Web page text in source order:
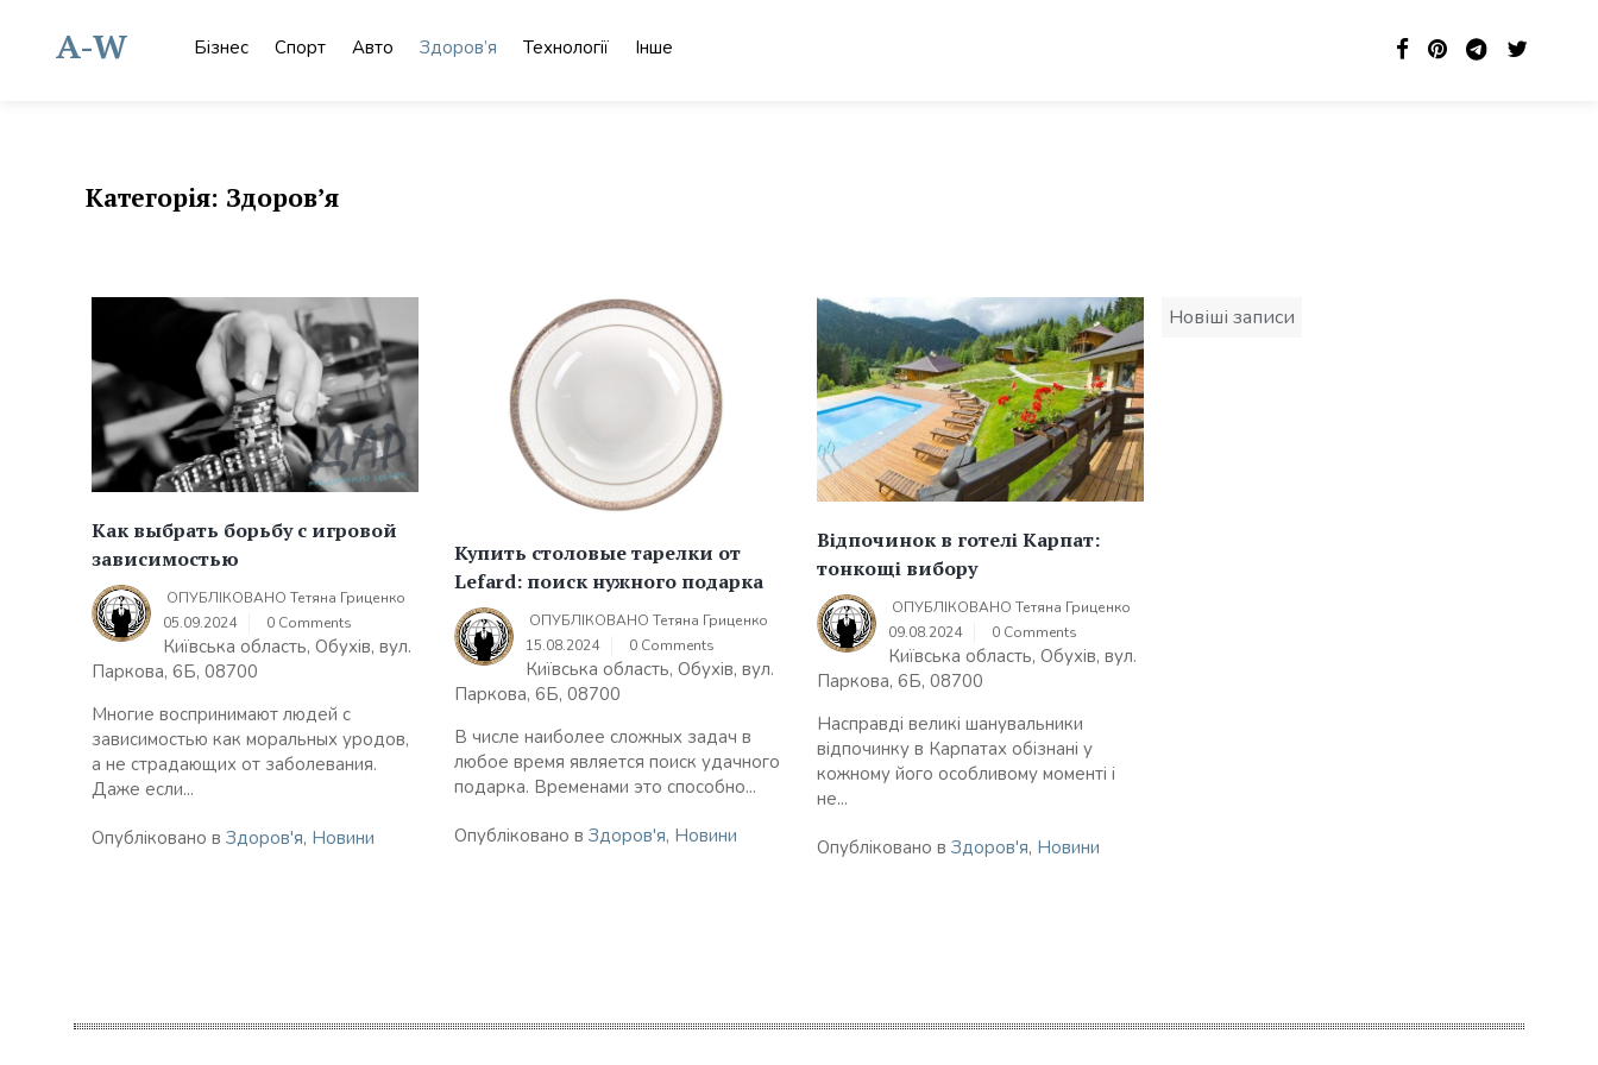
contentA-W Бізнес Спорт Авто Здоров’я Технології Інше
Категорія: Здоров’я
Как выбрать борьбу с игровой
зависимостью
ОПУБЛІКОВАНО Тетяна Гриценко
05.09.2024
0 Comments
Київська область, Обухів, вул.
Паркова, 6Б, 08700
Многие воспринимают людей с
зависимостью как моральных уродов,
а не страдающих от заболевания.
Даже если...
Опубліковано в Здоров'я, Новини
Купить столовые тарелки от
Lefard: поиск нужного подарка
ОПУБЛІКОВАНО Тетяна Гриценко
15.08.2024
0 Comments
Київська область, Обухів, вул.
Паркова, 6Б, 08700
В числе наиболее сложных задач в
любое время является поиск удачного
подарка. Временами это способно...
Опубліковано в Здоров'я, Новини
Відпочинок в готелі Карпат:
тонкощі вибору
ОПУБЛІКОВАНО Тетяна Гриценко
09.08.2024
0 Comments
Київська область, Обухів, вул.
Паркова, 6Б, 08700
Насправді великі шанувальники
відпочинку в Карпатах обізнані у
кожному його особливому моменті і
не...
Опубліковано в Здоров'я, Новини
Навігація
Новіші записи